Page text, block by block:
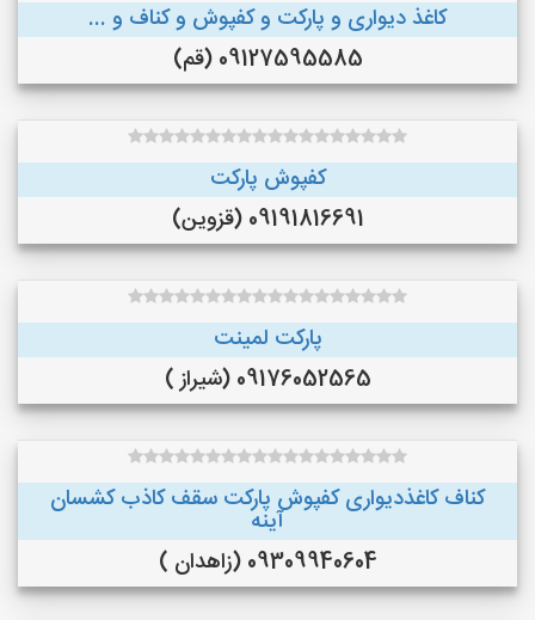
کاغذ دیواری و پارکت و کفپوش و کناف و ...
09127595585 (قم)
کفپوش پارکت
09191816691 (قزوین)
پارکت لمینت
09176052565 (شیراز )
کناف کاغذدیواری کفپوش پارکت سقف کاذب کشسان
آینه
09309940604 (زاهدان )